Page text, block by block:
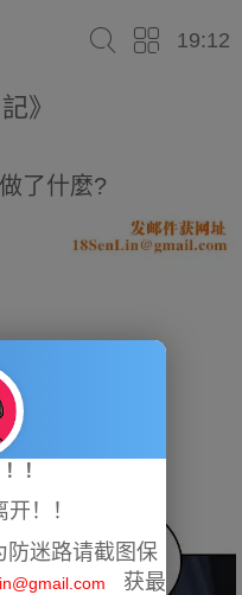
19:12
》
了什麼?
！
！！
防迷路请截图保
获最